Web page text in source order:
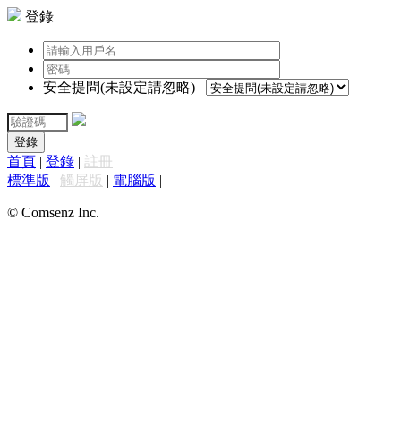
登錄
安全提問(未設定請忽略)
登錄
首頁 | 登錄 | 註冊
標準版 | 觸屏版 | 電腦版 |
© Comsenz Inc.